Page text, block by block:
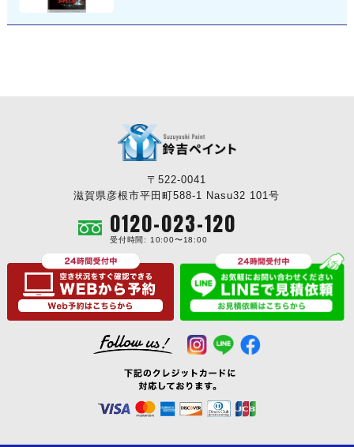
〒522-0041
滋賀県彦根市平田町588-1 Nasu32 101号
0120-023-120
受付時間: 10:00〜18:00